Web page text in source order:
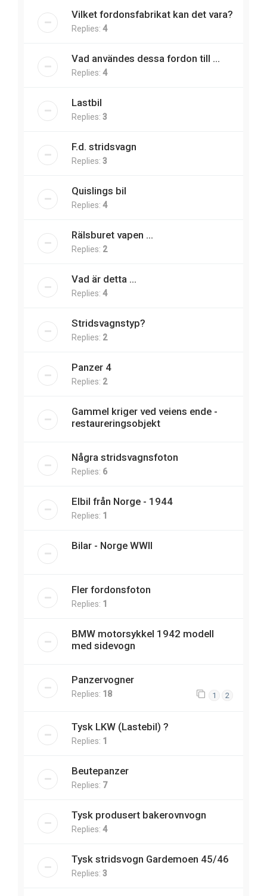
Vilket fordonsfabrikat kan det vara?
Replies: 4
Vad användes dessa fordon till ...
Replies: 4
Lastbil
Replies: 3
F.d. stridsvagn
Replies: 3
Quislings bil
Replies: 4
Rälsburet vapen ...
Replies: 2
Vad är detta ...
Replies: 4
Stridsvagnstyp?
Replies: 2
Panzer 4
Replies: 2
Gammel kriger ved veiens ende -
restaureringsobjekt
Några stridsvagnsfoton
Replies: 6
Elbil från Norge - 1944
Replies: 1
Bilar - Norge WWII
Fler fordonsfoton
Replies: 1
BMW motorsykkel 1942 modell
med sidevogn
Panzervogner
Replies: 18 1 2
Tysk LKW (Lastebil) ?
Replies: 1
Beutepanzer
Replies: 7
Tysk produsert bakerovnvogn
Replies: 4
Tysk stridsvogn Gardemoen 45/46
Replies: 3